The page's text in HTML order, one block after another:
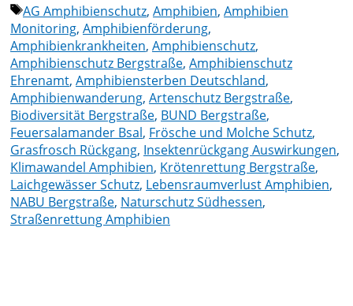
Schlagwörter
AG Amphibienschutz, Amphibien, Amphibien
Monitoring, Amphibienförderung,
Amphibienkrankheiten, Amphibienschutz,
Amphibienschutz Bergstraße, Amphibienschutz
Ehrenamt, Amphibiensterben Deutschland,
Amphibienwanderung, Artenschutz Bergstraße,
Biodiversität Bergstraße, BUND Bergstraße,
Feuersalamander Bsal, Frösche und Molche Schutz,
Grasfrosch Rückgang, Insektenrückgang Auswirkungen,
Klimawandel Amphibien, Krötenrettung Bergstraße,
Laichgewässer Schutz, Lebensraumverlust Amphibien,
NABU Bergstraße, Naturschutz Südhessen,
Straßenrettung Amphibien